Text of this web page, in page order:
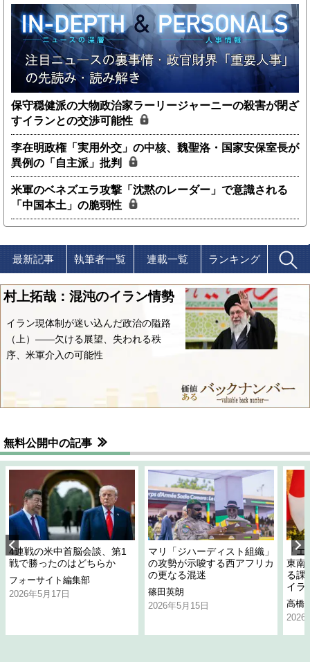
保守穏健派の大物政治家ラーリージャーニーの殺害が閉ざ
すイランとの交渉可能性
李在明政権「実用外交」の中核、魏聖洛・国家安保室長が
異例の「自主派」批判
米軍のベネズエラ攻撃「沈黙のレーダー」で意識される
「中国本土」の脆弱性
最新記事 執筆者一覧 連載一覧 ランキング
村上拓哉：混沌のイラン情勢
イラン現体制が迷い込んだ政治の隘路
（上）――欠ける展望、失われる秩
序、米軍介入の可能性
無料公開中の記事
4連戦の米中首脳会談、第1
戦で勝ったのはどちらか
フォーサイト編集部
2026年5月17日
マリ「ジハーディスト組織」
の攻勢が示唆する西アフリカ
の更なる混迷
篠田英朗
2026年5月15日
「
東南
る課
イラ
高橋
2026